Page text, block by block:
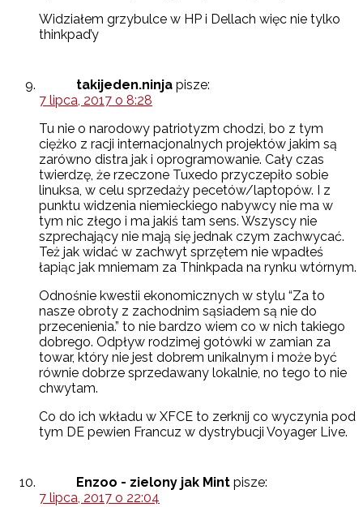
Widziałem grzybulce w HP i Dellach więc nie tylko
thinkpad’y
takijeden.ninja pisze:
7 lipca, 2017 o 8:28
Tu nie o narodowy patriotyzm chodzi, bo z tym
ciężko z racji internacjonalnych projektów jakim są
zarówno distra jak i oprogramowanie. Cały czas
twierdzę, że rzeczone Tuxedo przyczepiło sobie
linuksa, w celu sprzedaży pecetów/laptopów. I z
punktu widzenia niemieckiego nabywcy nie ma w
tym nic złego i ma jakiś tam sens. Wszyscy nie
szprechający nie mają się jednak czym zachwycać.
Też jak widać w zachwyt sprzętem nie wpadłeś
łapiąc jak mniemam za Thinkpada na rynku wtórnym.
Odnośnie kwestii ekonomicznych w stylu “Za to
nasze obroty z zachodnim sąsiadem są nie do
przecenienia.” to nie bardzo wiem co w nich takiego
dobrego. Odpływ rodzimej gotówki w zamian za
towar, który nie jest dobrem unikalnym i może być
równie dobrze sprzedawany lokalnie, no tego to nie
chwytam.
Co do ich wkładu w XFCE to zerknij co wyczynia pod
tym DE pewien Francuz w dystrybucji Voyager Live.
Enzoo - zielony jak Mint pisze:
7 lipca, 2017 o 22:04